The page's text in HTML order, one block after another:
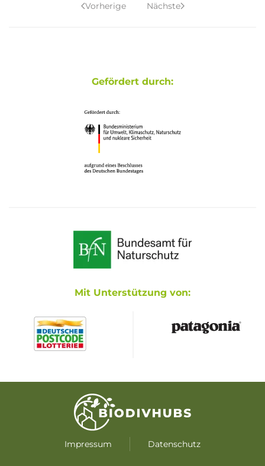
Vorherige Nächste
Gefördert durch:
Mit Unterstützung von:
Impressum Datenschutz